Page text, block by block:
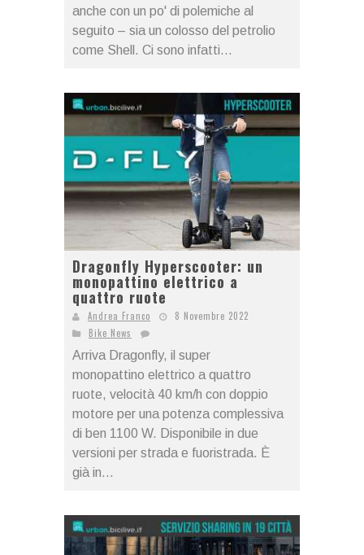
anche con un po' di polemiche al
seguito – sia un colosso del petrolio
come Shell. Ci sono infatti...
Dragonfly Hyperscooter: un
monopattino elettrico a
quattro ruote
Andrea Franco
8 Novembre 2022
Bike News
Arriva Dragonfly, il super
monopattino elettrico a quattro
ruote, velocità 40 km/h con doppio
motore per una potenza complessiva
di ben 1100 W. Disponibile in due
versioni per strada e fuoristrada. È
già in...